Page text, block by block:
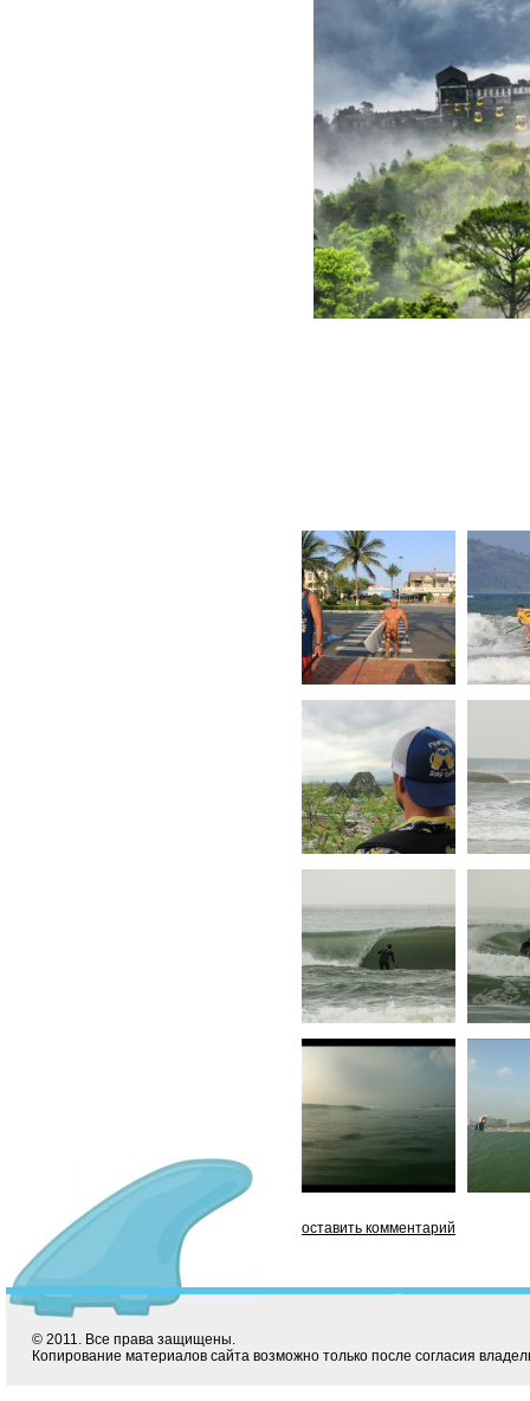
оставить комментарий
© 2011. Все права защищены.
Копирование материалов сайта возможно только после согласия